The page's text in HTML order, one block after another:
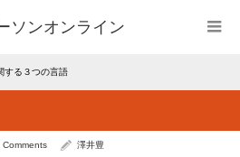
ソンオンライン
する３つの言語
Comments 澤井豊